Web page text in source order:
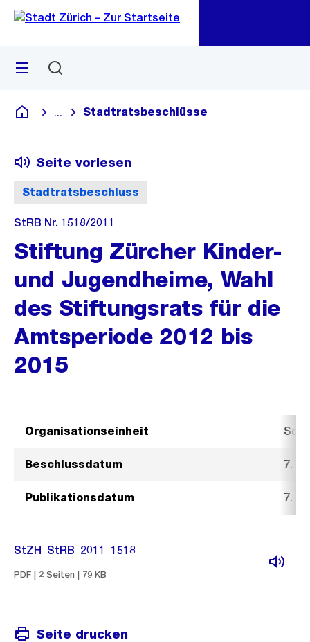
Navigation
Sprunglink
Menü
Deutsch
Blende alle Breadcrumbs ein
Stadtratsbeschlüsse
Stadtratsbeschluss
Seite vorlesen
StRB Nr. 1518/2011
Stiftung Zürcher Kinder-
und Jugendheime, Wahl
des Stiftungsrats für die
Amtsperiode 2012 bis
2015
Organisationseinheit
Beschlussdatum 7.
Publikationsdatum 7.
StZH_StRB_2011_1518
PDF | 2 Seiten | 79 KB
Seite drucken